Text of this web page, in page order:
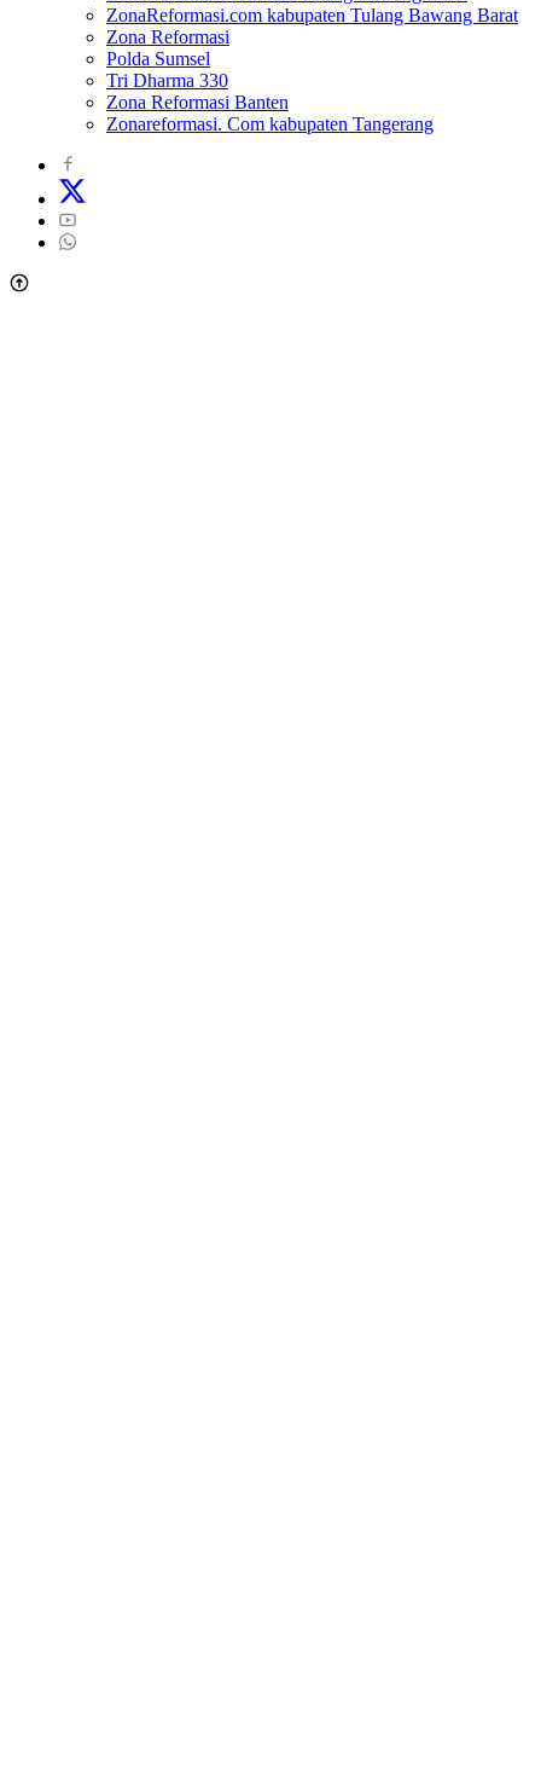
ZonaReformasi.com kabupaten Tulang Bawang Barat
Zona Reformasi
Polda Sumsel
Tri Dharma 330
Zona Reformasi Banten
Zonareformasi. Com kabupaten Tangerang